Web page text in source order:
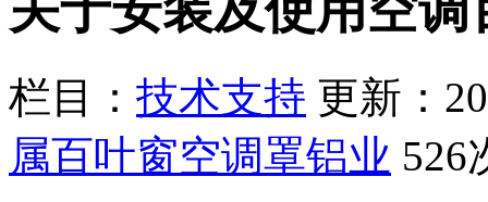
栏目： 技术支持 更新：
属百叶窗空调罩铝业 526